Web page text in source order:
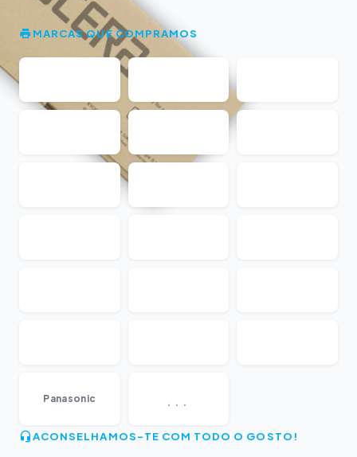
MARCAS QUE COMPRAMOS
Panasonic ...
ACONSELHAMOS-TE COM TODO O GOSTO!